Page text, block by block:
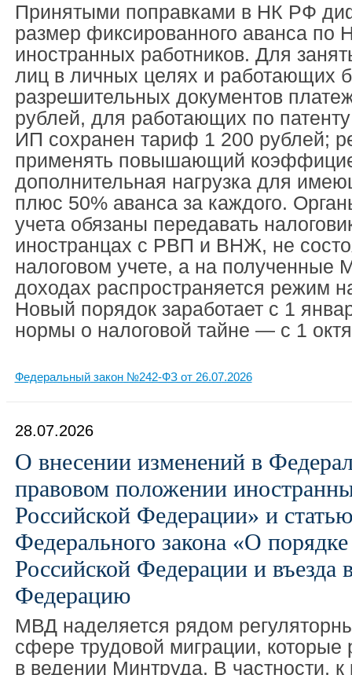
Принятыми поправками в НК РФ
размер фиксированного аванса по
иностранных работников. Для
лиц в личных целях и работающих
разрешительных документов
рублей, для работающих по
ИП сохранен тариф 1 200 рублей;
применять повышающий
дополнительная нагрузка для
плюс 50% аванса за каждого.
учета обязаны передавать
иностранцах с РВП и ВНЖ, не
налоговом учете, а на полученные
доходах распространяется режим
Новый порядок заработает с 1
нормы о налоговой тайне — с 1
Федеральный закон №242-ФЗ от 26.07.2026
28.07.2026
О внесении изменений в
правовом положении
Российской Федерации» и
Федерального закона «О
Российской Федерации и въезда
Федерацию
МВД наделяется рядом
сфере трудовой миграции, которые
в ведении Минтруда. В частности, к